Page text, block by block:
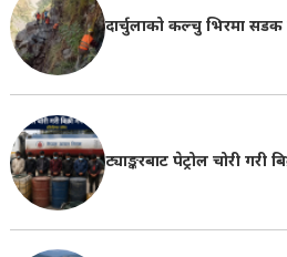
दार्चुलाको कल्चु भिरमा सडक
ट्याङ्करबाट पेट्रोल चोरी गरी